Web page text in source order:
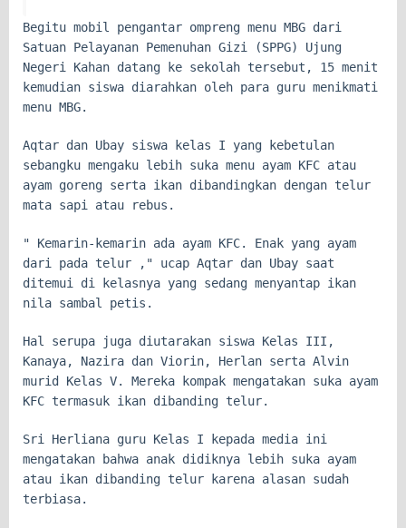
Begitu mobil pengantar ompreng menu MBG dari
Satuan Pelayanan Pemenuhan Gizi (SPPG) Ujung
Negeri Kahan datang ke sekolah tersebut, 15 menit
kemudian siswa diarahkan oleh para guru menikmati
menu MBG.
Aqtar dan Ubay siswa kelas I yang kebetulan
sebangku mengaku lebih suka menu ayam KFC atau
ayam goreng serta ikan dibandingkan dengan telur
mata sapi atau rebus.
" Kemarin-kemarin ada ayam KFC. Enak yang ayam
dari pada telur ," ucap Aqtar dan Ubay saat
ditemui di kelasnya yang sedang menyantap ikan
nila sambal petis.
Hal serupa juga diutarakan siswa Kelas III,
Kanaya, Nazira dan Viorin, Herlan serta Alvin
murid Kelas V. Mereka kompak mengatakan suka ayam
KFC termasuk ikan dibanding telur.
Sri Herliana guru Kelas I kepada media ini
mengatakan bahwa anak didiknya lebih suka ayam
atau ikan dibanding telur karena alasan sudah
terbiasa.